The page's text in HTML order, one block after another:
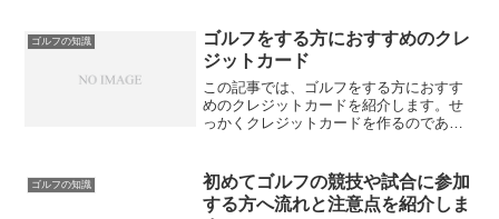
ゴルフの知識
ゴルフをする方におすすめのクレ
ジットカード
この記事では、ゴルフをする方におすす
めのクレジットカードを紹介します。せ
っかくクレジットカードを作るのであれ
行くたびにお得にポイントを貯めたり、
ゴルファー保険付帯のクレ...
ゴルフの知識
初めてゴルフの競技や試合に参加
する方へ流れと注意点を紹介しま